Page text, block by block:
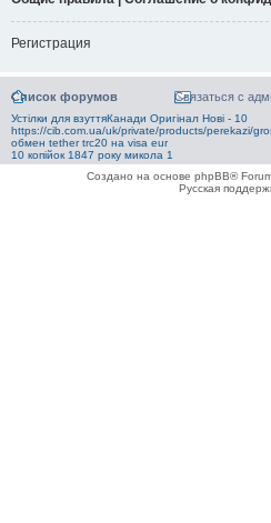
Регистрация
Список форумов Связаться с
Устілки для взуттяКанади Оригінал Нові - 10
https://cib.com.ua/uk/private/products/perekazi/
обмен tether trc20 на visa eur
10 копійок 1847 року микола 1
Создано на основе phpBB®
Русская